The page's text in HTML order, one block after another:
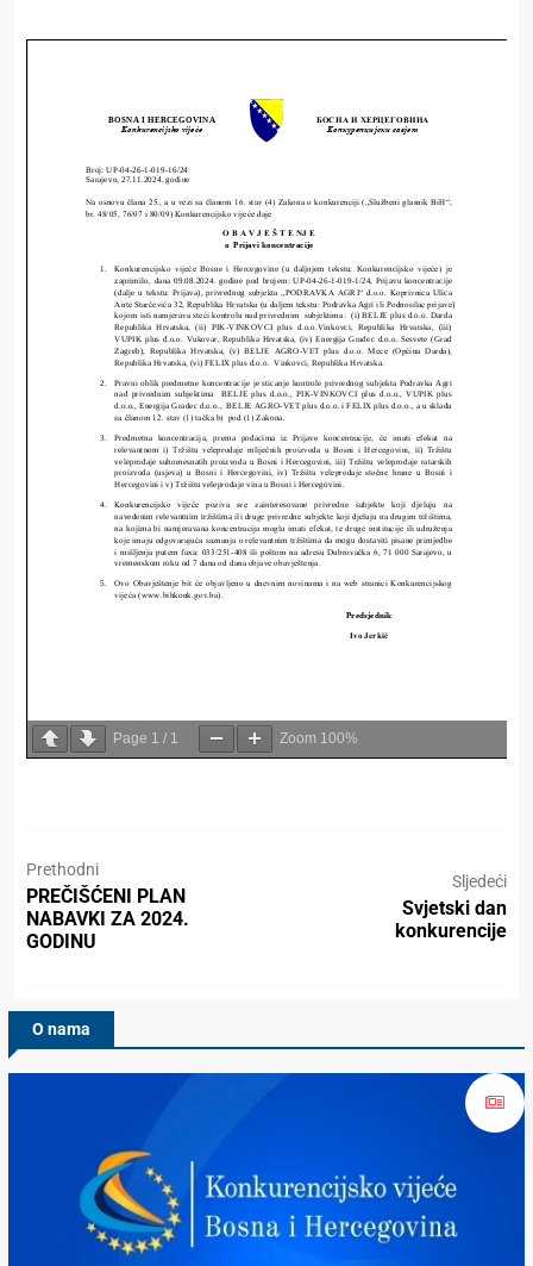
Page 1 / 1 Zoom 100%
Prethodni
PREČIŠĆENI PLAN
NABAVKI ZA 2024.
GODINU
Sljedeći
Svjetski dan
konkurencije
O nama